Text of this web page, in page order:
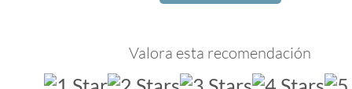
Valora esta recomendación